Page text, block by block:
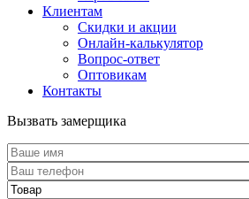
Клиентам
Скидки и акции
Онлайн-калькулятор
Вопрос-ответ
Оптовикам
Контакты
Вызвать замерщика